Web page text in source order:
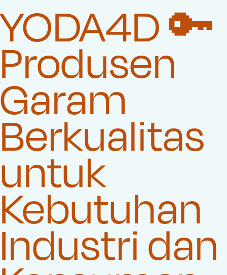
YODA4D 🔑
Produsen
Garam
Berkualitas
untuk
Kebutuhan
Industri dan